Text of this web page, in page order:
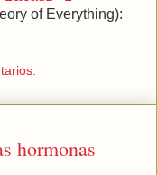
of Everything):
hormonas